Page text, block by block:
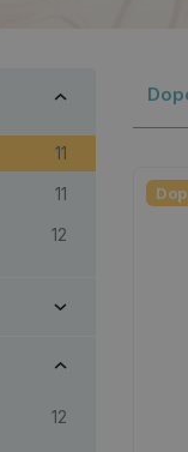
11
11
12
12